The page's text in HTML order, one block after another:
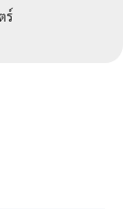
ร์